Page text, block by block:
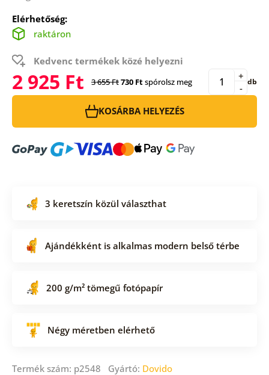
Elérhetőség:
raktáron
Kedvenc termékek közé helyezni
2 925 Ft 3 655 Ft730 Ftspórolsz meg -
+ db
KOSÁRBA HELYEZÉS
3 keretszín közül választhat
Ajándékként is alkalmas modern belső térbe
200 g/m² tömegű fotópapír
Négy méretben elérhető
Termék szám: p2548 Gyártó: Dovido